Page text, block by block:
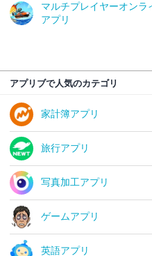
マルチプレイヤーオンラ
アプリ
アプリブで人気のカテゴリ
家計簿アプリ
旅行アプリ
写真加工アプリ
ゲームアプリ
英語アプリ